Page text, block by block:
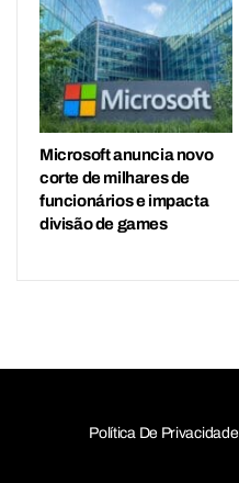
Microsoft anuncia novo
corte de milhares de
funcionários e impacta
divisão de games
Política De Privacidade